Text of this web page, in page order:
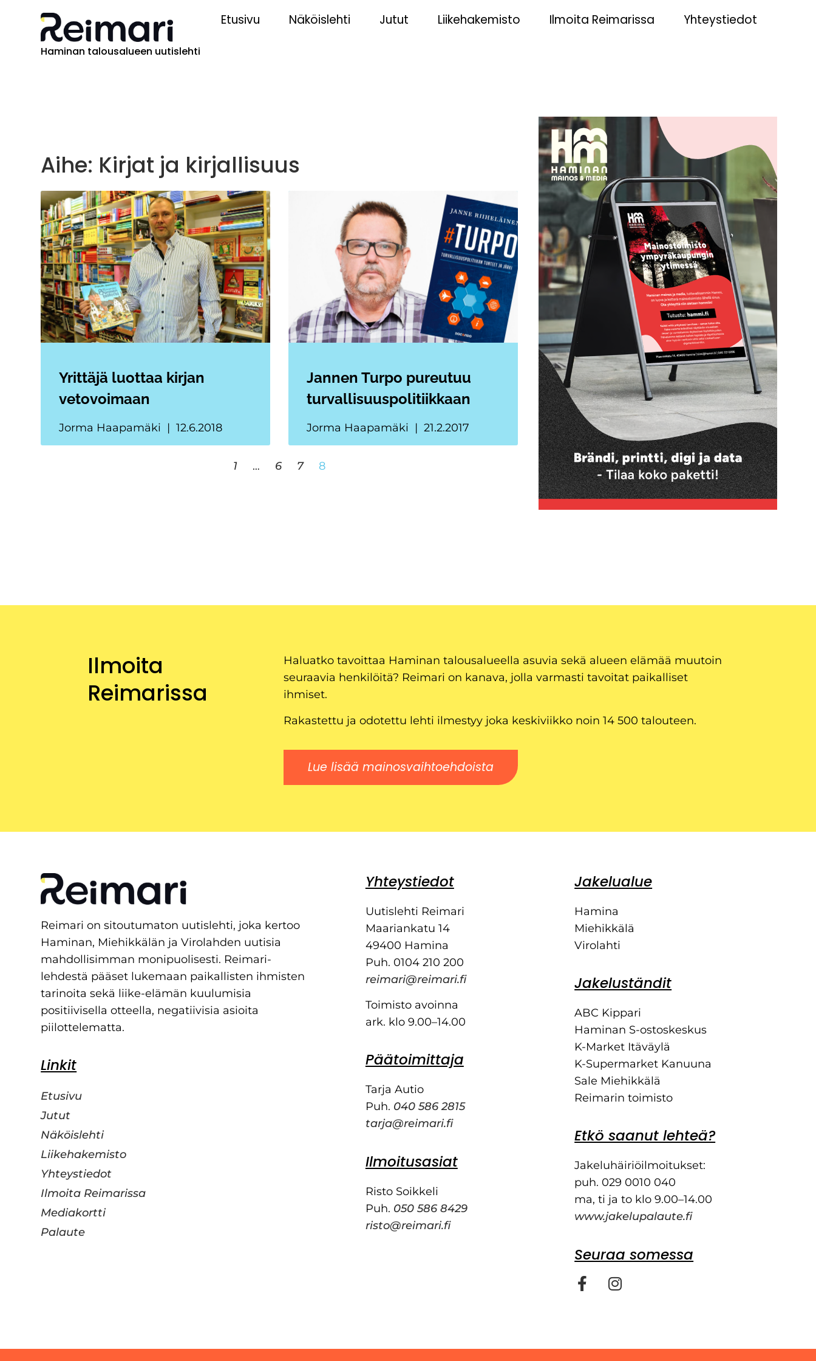
Haminan talousalueen uutislehti
Etusivu Näköislehti Jutut Liikehakemisto Ilmoita Reimarissa Yhteystiedot
Aihe: Kirjat ja kirjallisuus
Yrittäjä luottaa kirjan
vetovoimaan
Jorma Haapamäki 12.6.2018
Jannen Turpo pureutuu
turvallisuuspolitiikkaan
Jorma Haapamäki 21.2.2017
1 … 6 7 8
Ilmoita
Reimarissa
Haluatko tavoittaa Haminan talousalueella asuvia sekä alueen elämää muutoin
seuraavia henkilöitä? Reimari on kanava, jolla varmasti tavoitat paikalliset
ihmiset.
Rakastettu ja odotettu lehti ilmestyy joka keskiviikko noin 14 500 talouteen.
Lue lisää mainosvaihtoehdoista
Reimari on sitoutumaton uutislehti, joka kertoo
Haminan, Miehikkälän ja Virolahden uutisia
mahdollisimman monipuolisesti. Reimari-
lehdestä pääset lukemaan paikallisten ihmisten
tarinoita sekä liike-elämän kuulumisia
positiivisella otteella, negatiivisia asioita
piilottelematta.
Linkit
Etusivu
Jutut
Näköislehti
Liikehakemisto
Yhteystiedot
Ilmoita Reimarissa
Mediakortti
Palaute
Yhteystiedot
Uutislehti Reimari
Maariankatu 14
49400 Hamina
Puh. 0104 210 200
reimari@reimari.fi
Toimisto avoinna
ark. klo 9.00–14.00
Päätoimittaja
Tarja Autio
Puh. 040 586 2815
tarja@reimari.fi
Ilmoitusasiat
Risto Soikkeli
Puh. 050 586 8429
risto@reimari.fi
Jakelualue
Hamina
Miehikkälä
Virolahti
Jakeluständit
ABC Kippari
Haminan S-ostoskeskus
K-Market Itäväylä
K-Supermarket Kanuuna
Sale Miehikkälä
Reimarin toimisto
Etkö saanut lehteä?
Jakeluhäiriöilmoitukset:
puh. 029 0010 040
ma, ti ja to klo 9.00–14.00
www.jakelupalaute.fi
Seuraa somessa